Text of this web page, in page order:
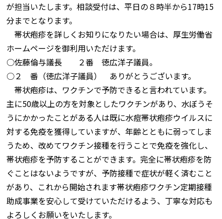
が担当いたします。相談受付は、平日の８時半から17時15
分までとなります。
帯状疱疹を詳しくお知りになりたい場合は、厚生労働省
ホームページを御利用いただけます。
○佐藤倫与議長 ２番 徳広洋子議員。
○２ 番（徳広洋子議員） ありがとうございます。
帯状疱疹は、ワクチンで予防できると言われています。
主に50歳以上の方を対象としたワクチンがあり、水ぼうそ
うにかかったことがある人は既に水痘帯状疱疹ウイルスに
対する免疫を獲得していますが、年齢とともに弱ってしま
うため、改めてワクチン接種を行うことで免疫を強化し、
帯状疱疹を予防することができます。完全に帯状疱疹を防
ぐことはないようですが、予防接種で症状が軽く済むこと
があり、これから開始されます帯状疱疹ワクチン定期接種
助成事業を安心して受けていただけるよう、丁寧な対応も
よろしくお願いをいたします。